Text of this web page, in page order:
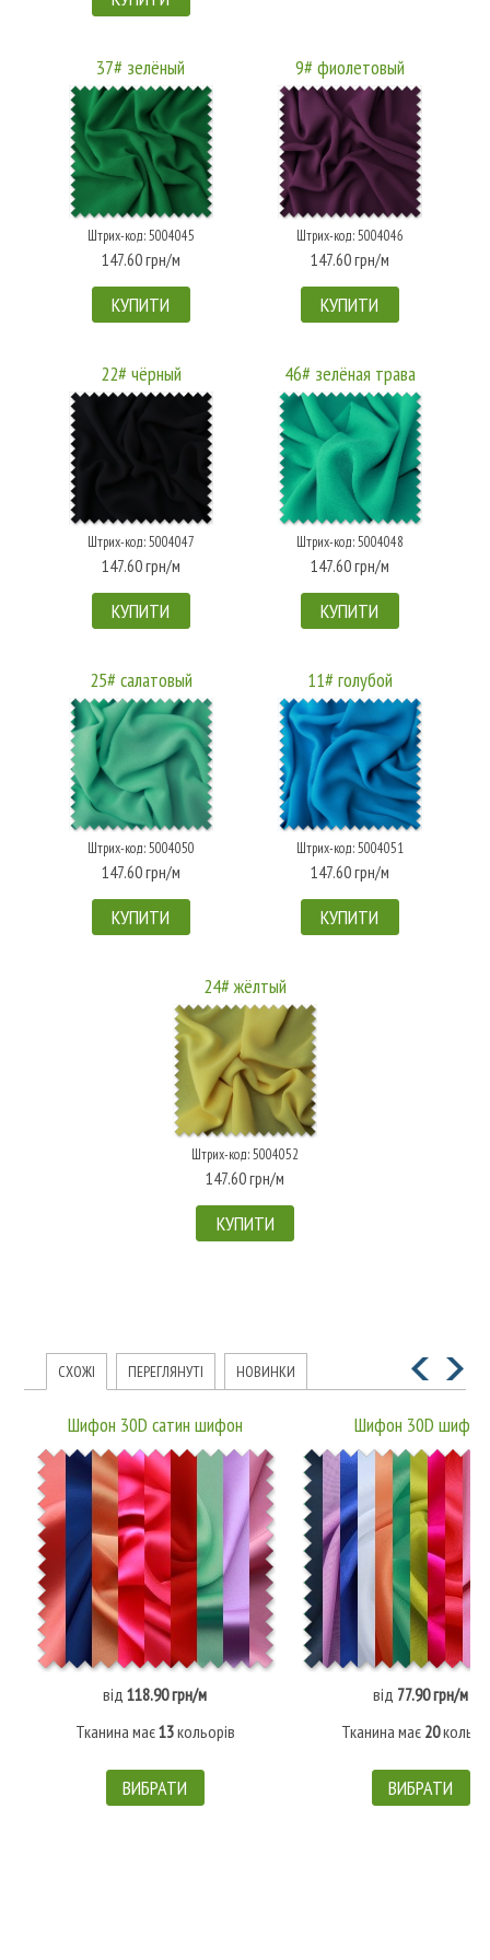
37# зелёный
Штрих-код: 5004045
147.60 грн/м
КУПИТИ
9# фиолетовый
Штрих-код: 5004046
147.60 грн/м
КУПИТИ
22# чёрный
Штрих-код: 5004047
147.60 грн/м
КУПИТИ
46# зелёная трава
Штрих-код: 5004048
147.60 грн/м
КУПИТИ
25# салатовый
Штрих-код: 5004050
147.60 грн/м
КУПИТИ
11# голубой
Штрих-код: 5004051
147.60 грн/м
КУПИТИ
24# жёлтый
Штрих-код: 5004052
147.60 грн/м
КУПИТИ
СХОЖІ ПЕРЕГЛЯНУТІ НОВИНКИ
Шифон 30D сатин шифон
від118.90 грн/м
Тканина має13кольорів
ВИБРАТИ
Шифон 30D шифон
від 77.90 грн/м
Тканина має 20
ВИБРАТИ